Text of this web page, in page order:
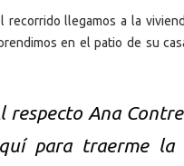
recorrido llegamos a la
en el patio de su
respecto Ana
para traerme la